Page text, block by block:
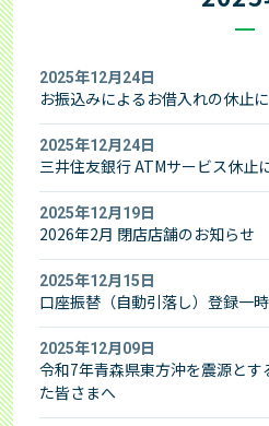
2025年12月24日
お振込みによるお借入れの休止
2025年12月24日
三井住友銀行 ATMサービス休止
2025年12月19日
2026年2月 閉店店舗のお知らせ
2025年12月15日
口座振替（自動引落し）登録一
2025年12月09日
令和7年青森県東方沖を震源と
た皆さまへ